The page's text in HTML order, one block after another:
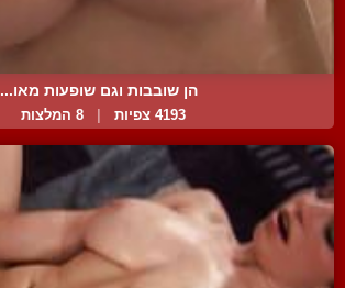
הן שובבות וגם שופעות מאו...
4193 צפיות 8 המלצות